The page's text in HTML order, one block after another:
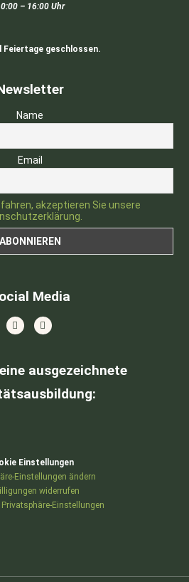
– 16:00 Uhr
Feiertage geschlossen.
Name
Email
akzeptieren Sie unsere
Media
ausgezeichnete
:
Einstellungen
Einstellungen ändern
widerrufen
Einstellungen